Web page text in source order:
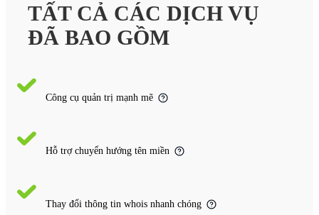
TẤT CẢ CÁC DỊCH VỤ
ĐÃ BAO GỒM
Công cụ quản trị mạnh mẽ
Hỗ trợ chuyển hướng tên miền
Thay đổi thông tin whois nhanh chóng